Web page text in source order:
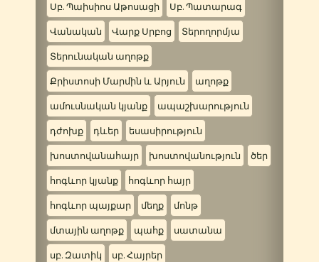
Սբ. Պաիսիոս Աթոսացի Սբ. Պատարագ
Վանական Վարք Սրբոց Տերողորմյա
Տերունական աղոթք
Քրիստոսի Մարմին և Արյուն աղոթք
ամուսնական կյանք ապաշխարություն
դժոխք դևեր եսասիրություն
խոստովանահայր խոստովանություն ծեր
հոգևոր կյանք հոգևոր հայր
հոգևոր պայքար մեղք մոնթ
մտային աղոթք պահք սատանա
սբ. Զատիկ սբ. Հայրեր